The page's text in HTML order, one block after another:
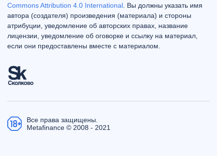
Commons Attribution 4.0 International. Вы должны указать имя
автора (создателя) произведения (материала) и стороны
атрибуции, уведомление об авторских правах, название
лицензии, уведомление об оговорке и ссылку на материал,
если они предоставлены вместе с материалом.
Все права защищены.
Metafinance © 2008 - 2021